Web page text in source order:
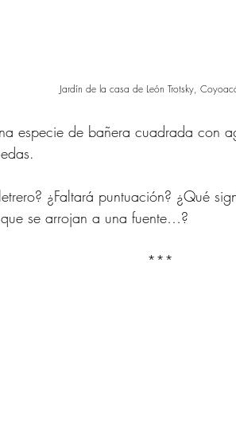
Jardín de la casa de León Trotsky,
especie de bañera cuadrada con
¿Faltará puntuación? ¿Qué
se arrojan a una fuente…?
***